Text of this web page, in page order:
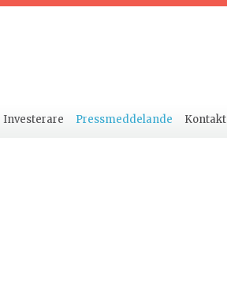
Investerare Pressmeddelande Kontakt